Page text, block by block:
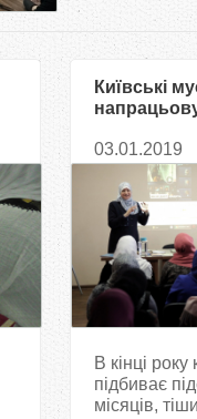
Київські
03.01.2019
В кінці
підбиває
місяців,